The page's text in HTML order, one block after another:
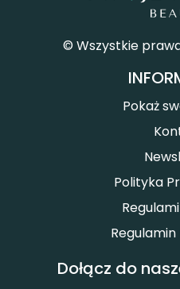
© Wszystkie
Pokaż
Polityka
Dołącz do